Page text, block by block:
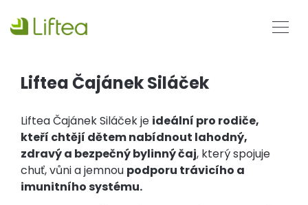
Liftea Čajánek Siláček
Liftea Čajánek Siláček je ideální pro rodiče,
kteří chtějí dětem nabídnout lahodný,
zdravý a bezpečný bylinný čaj, který spojuje
chuť, vůni a jemnou podporu trávicího a
imunitního systému.